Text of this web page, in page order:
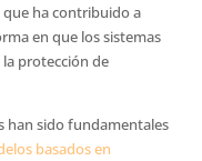
ha contribuido a
en que los sistemas
protección de
han sido fundamentales
basados en